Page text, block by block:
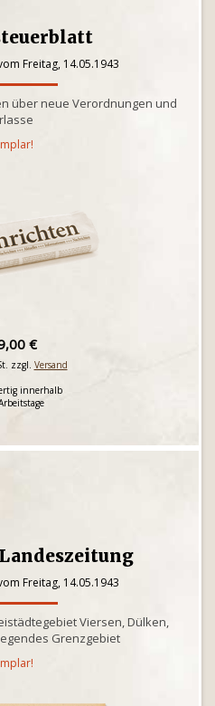
Freitag, 14.05.1943
über neue Verordnungen und
€
zzgl. Versand
innerhalb
Freitag, 14.05.1943
Viersen, Dülken,
Grenzgebiet